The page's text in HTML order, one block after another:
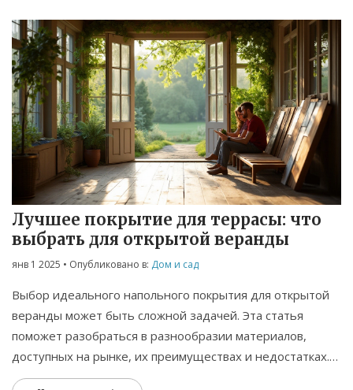
Лучшее покрытие для террасы: что
выбрать для открытой веранды
янв 1 2025 • Опубликовано в: Дом и сад
Выбор идеального напольного покрытия для открытой
веранды может быть сложной задачей. Эта статья
поможет разобраться в разнообразии материалов,
доступных на рынке, их преимуществах и недостатках.
Мы также рассмотрим факторы, которые нужно